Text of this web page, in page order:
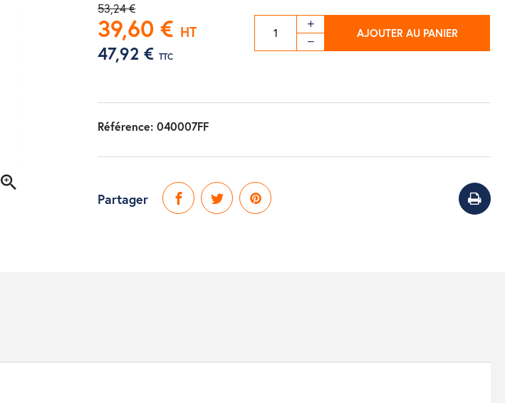
53,24 €
39,60 € HT
47,92 € TTC
AJOUTER AU PANIER
Référence:040007FF
Partager